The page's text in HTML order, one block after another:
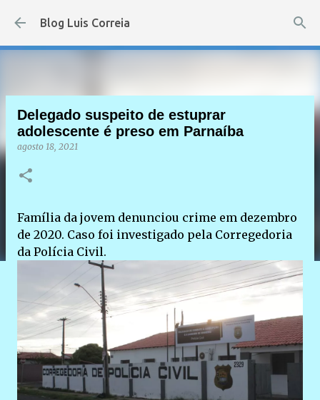
Pular para o conteúdo principal
Blog Luis Correia
Delegado suspeito de estuprar
adolescente é preso em Parnaíba
agosto 18, 2021
Família da jovem denunciou crime em dezembro
de 2020. Caso foi investigado pela Corregedoria
da Polícia Civil.